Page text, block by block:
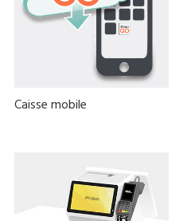
Caisse mobile